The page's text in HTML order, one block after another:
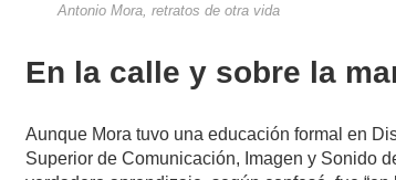
Antonio Mora, retratos de otra vida
En la calle y sobre la
Aunque Mora tuvo una educación formal en
Superior de Comunicación, Imagen y Sonido